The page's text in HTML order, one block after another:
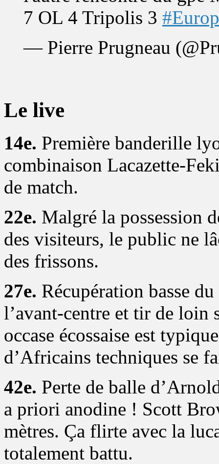
7 OL 4 Tripolis 3
— Pierre Prugneau
Le live
14e. Première banderille
combinaison Lacazette-
de match.
22e. Malgré la possession
des visiteurs, le public ne
des frissons.
27e. Récupération basse
l’avant-centre et tir de loin
occase écossaise est
d’Africains techniques se
42e. Perte de balle
a priori anodine ! Scott
mètres. Ça flirte avec la
totalement battu.